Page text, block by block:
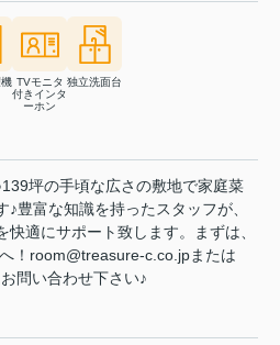
TVモニタ
付きインタ
ーホン
独立洗面台
坪の手頃な広さの敷地で家庭菜
豊富な知識を持ったスタッフが、
適にサポート致します。まずは、
！room@treasure-c.co.jpまたは
問い合わせ下さい♪